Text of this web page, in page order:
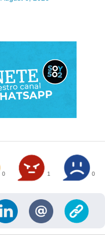
0 1 0